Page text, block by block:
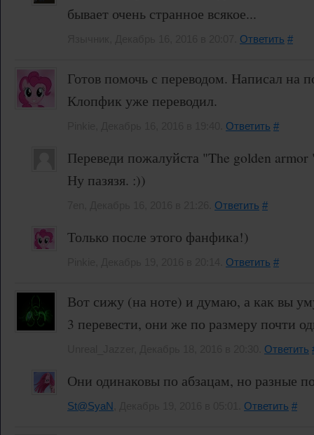
бывает очень странное всякое...
Ответить #
Готов помочь с переводом. Написал на
Клопфик уже переводил.
Ответить #
Переведи пожалуйста "The golden armor
Ну пазязя. :))
Ответить #
Только после этого фанфика!)
Ответить #
Вот сижу (на ноте) и думаю, а как вы
3 перевести, они же по размеру почти
Ответить
Они одинаковы по абзацам, но разные
St@SyaN Ответить #